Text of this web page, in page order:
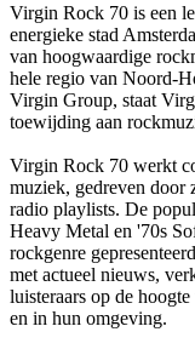
Virgin Rock 70 is een
energieke stad
van hoogwaardige
hele regio van Noord-
Virgin Group, staat
toewijding aan
Virgin Rock 70 werkt
muziek, gedreven door
radio playlists. De
Heavy Metal en '70s
rockgenre
met actueel nieuws,
luisteraars op de
en in hun omgeving.